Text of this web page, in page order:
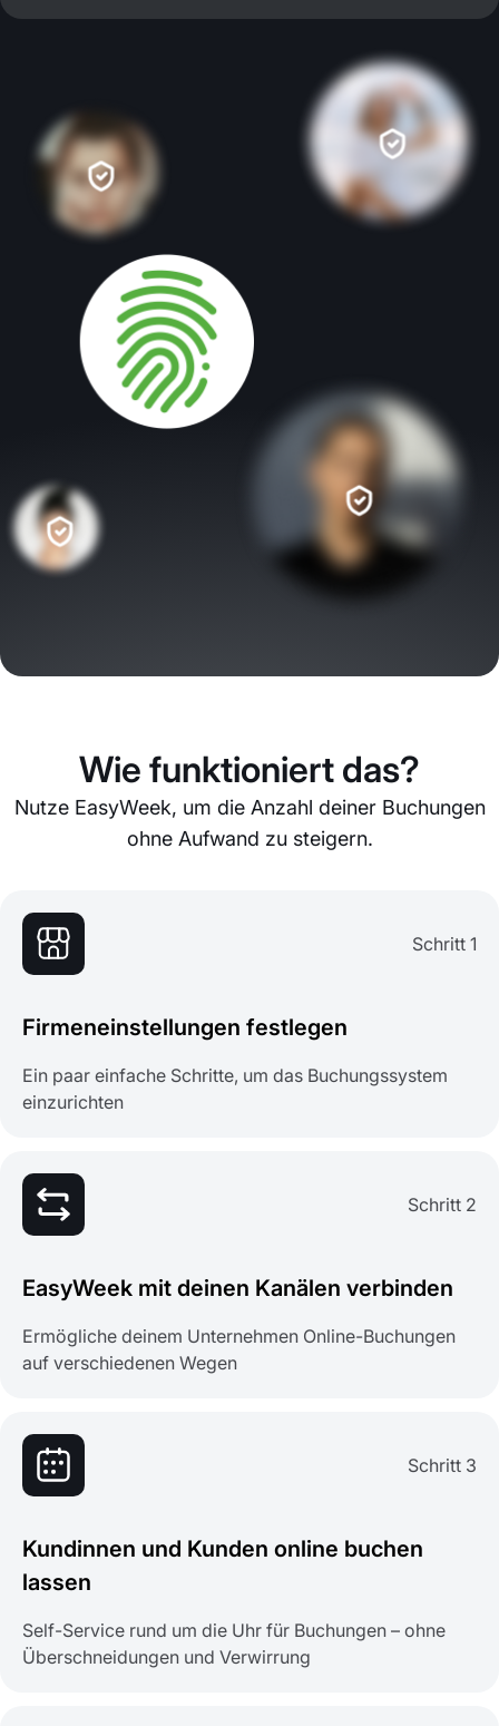
Wie funktioniert das?
Nutze EasyWeek, um die Anzahl deiner Buchungen
ohne Aufwand zu steigern.
Schritt 1
Firmeneinstellungen festlegen
Ein paar einfache Schritte, um das Buchungssystem
einzurichten
Schritt 2
EasyWeek mit deinen Kanälen verbinden
Ermögliche deinem Unternehmen Online-Buchungen
auf verschiedenen Wegen
Schritt 3
Kundinnen und Kunden online buchen
lassen
Self-Service rund um die Uhr für Buchungen – ohne
Überschneidungen und Verwirrung